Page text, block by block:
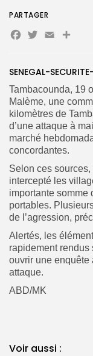
FR
SENEGAL-
Tambacounda, 19
Malème, une
kilomètres de
d’une attaque à
marché
concordantes.
Selon ces
intercepté les
importante somme
portables.
de l’agression,
Alertés, les
rapidement
ouvrir une enquête
attaque.
ABD/MK
Voir aussi :
PARTAGER
Facebook
Twitter
Email